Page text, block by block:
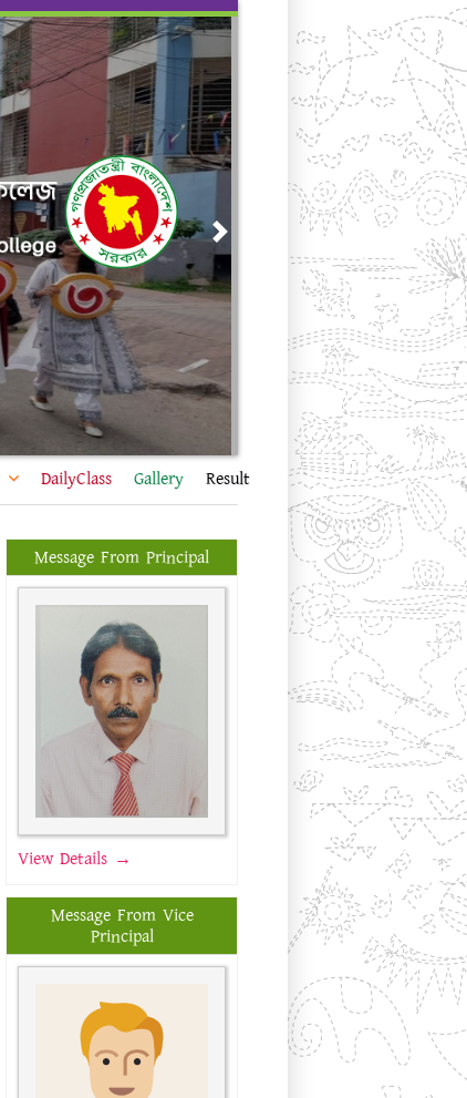
Next
DailyClass Gallery Result
Message From Principal
View Details →
Message From Vice
Principal